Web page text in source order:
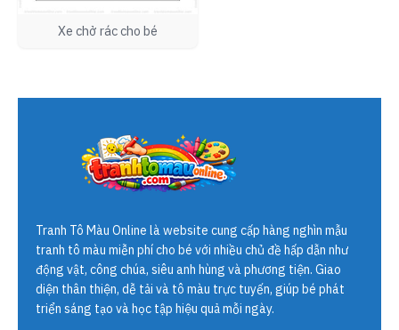
Xe chở rác cho bé
Tranh Tô Màu Online là website cung cấp hàng nghìn mẫu
tranh tô màu miễn phí cho bé với nhiều chủ đề hấp dẫn như
động vật, công chúa, siêu anh hùng và phương tiện. Giao
diện thân thiện, dễ tải và tô màu trực tuyến, giúp bé phát
triển sáng tạo và học tập hiệu quả mỗi ngày.